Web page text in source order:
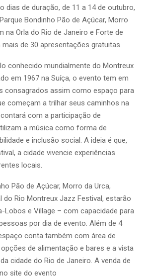
dias de duração, de 11 a 14 de outubro,
Bondinho Pão de Açúcar, Morro
na Orla do Rio de Janeiro e Forte de
de 30 apresentações gratuitas.
conhecido mundialmente do Montreux
em 1967 na Suíça, o evento tem em
consagrados assim como espaço para
começam a trilhar seus caminhos na
com a participação de
a música como forma de
e inclusão social. A ideia é que,
a cidade vivencie experiências
locais.
Pão de Açúcar, Morro da Urca,
do Rio Montreux Jazz Festival, estarão
Lobos e Village – com capacidade para
por dia de evento. Além de 4
conta também com área de
de alimentação e bares e a vista
cidade do Rio de Janeiro. A venda de
site do evento